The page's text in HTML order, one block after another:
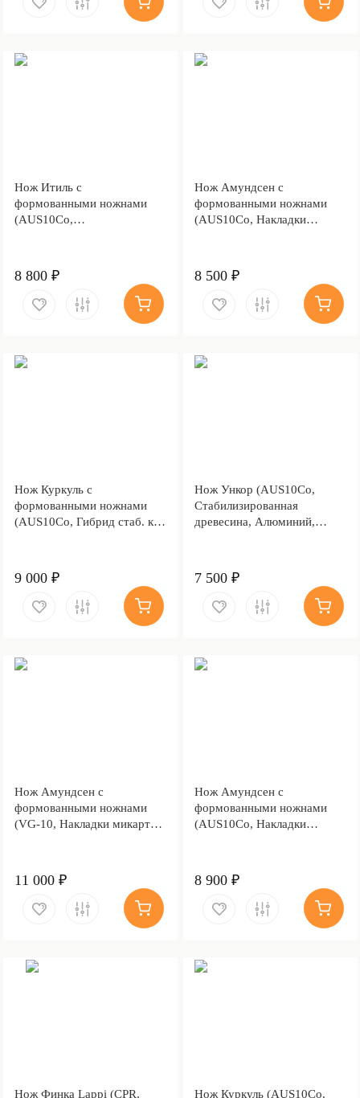
Нож Итиль с
формованными ножнами
(AUS10Co,
Обработка клинка
Stonewash)
8 800 ₽
Нож Амундсен с
формованными ножнами
(AUS10Co, Накладки
Stonewash)
8 500 ₽
Нож Куркуль с
формованными ножнами
(AUS10Co, Гибрид стаб. кап
9 000 ₽
Нож Ункор (AUS10Co,
Стабилизированная
древесина, Алюминий,
7 500 ₽
Нож Амундсен с
формованными ножнами
(VG-10, Накладки микарта,
11 000 ₽
Нож Амундсен с
формованными ножнами
(AUS10Co, Накладки
8 900 ₽
Нож Финка Lappi (CPR, Нож Куркуль (AUS10Co,